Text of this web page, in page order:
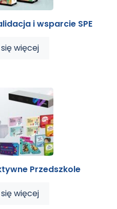
i wsparcie SPE
więcej
Przedszkole
więcej